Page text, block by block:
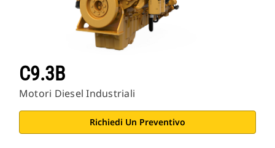
C9.3B
Motori Diesel Industriali
Richiedi Un Preventivo